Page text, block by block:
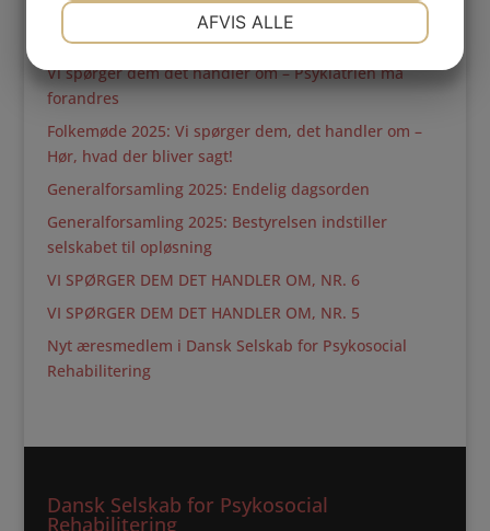
Interview: Det sidste ord – er ikke sagt endnu
Generalforsamling 2025: Vi tager et års tænkepause
Vi spørger dem det handler om – Psykiatrien må
forandres
Folkemøde 2025: Vi spørger dem, det handler om –
Hør, hvad der bliver sagt!
Generalforsamling 2025: Endelig dagsorden
Generalforsamling 2025: Bestyrelsen indstiller
selskabet til opløsning
VI SPØRGER DEM DET HANDLER OM, NR. 6
VI SPØRGER DEM DET HANDLER OM, NR. 5
Nyt æresmedlem i Dansk Selskab for Psykosocial
Rehabilitering
Dansk Selskab for Psykosocial
Rehabilitering
AFVIS ALLE